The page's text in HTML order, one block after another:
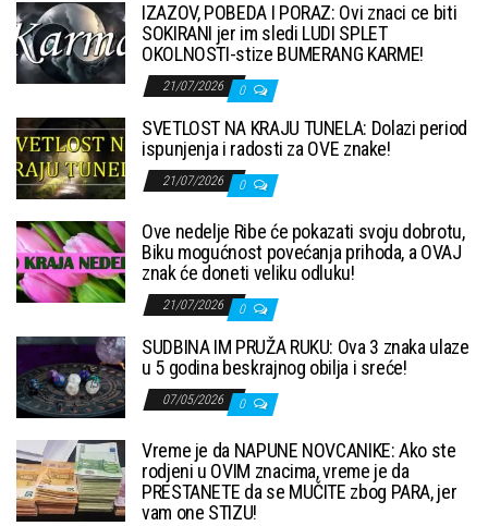
IZAZOV, POBEDA I PORAZ: Ovi znaci ce biti
SOKIRANI jer im sledi LUDI SPLET
OKOLNOSTI-stize BUMERANG KARME!
21/07/2026 0
SVETLOST NA KRAJU TUNELA: Dolazi period
ispunjenja i radosti za OVE znake!
21/07/2026 0
Ove nedelje Ribe će pokazati svoju dobrotu,
Biku mogućnost povećanja prihoda, a OVAJ
znak će doneti veliku odluku!
21/07/2026 0
SUDBINA IM PRUŽA RUKU: Ova 3 znaka ulaze
u 5 godina beskrajnog obilja i sreće!
07/05/2026 0
Vreme je da NAPUNE NOVCANIKE: Ako ste
rodjeni u OVIM znacima, vreme je da
PRESTANETE da se MUČITE zbog PARA, jer
vam one STIZU!